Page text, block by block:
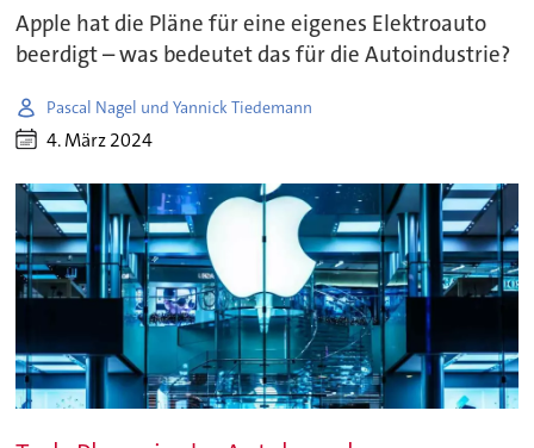
Apple hat die Pläne für eine eigenes Elektroauto
beerdigt – was bedeutet das für die Autoindustrie?
Pascal Nagel und Yannick Tiedemann
4. März 2024